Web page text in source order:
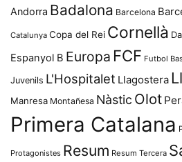
Andorra Badalona Barcelona
Catalunya Copa del Rei Cornellà
Espanyol B Europa FCF Futbol
Juvenils L'Hospitalet Llagostera
Manresa Montañesa Nàstic Olot
Primera Catalana
Protagonistes Resum Resum Tercera